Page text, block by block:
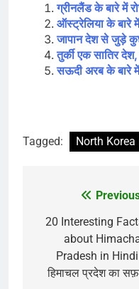
ग्रीनलैंड के बारे में
ऑस्ट्रेलिया के बारे
जापान देश से जुड़े
तुर्की एक सातिर
सऊदी अरब के बारे
Tagged: North
navigation
20 Interesting
about
Pradesh in
हिमाचल प्रदेश का